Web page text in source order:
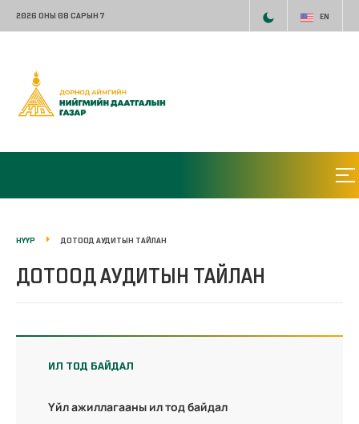
2026 ОНЫ 08 САРЫН 7 EN
НҮҮР ДОТООД АУДИТЫН ТАЙЛАН
ДОТООД АУДИТЫН ТАЙЛАН
ИЛ ТОД БАЙДАЛ
Үйл ажиллагааны ил тод байдал